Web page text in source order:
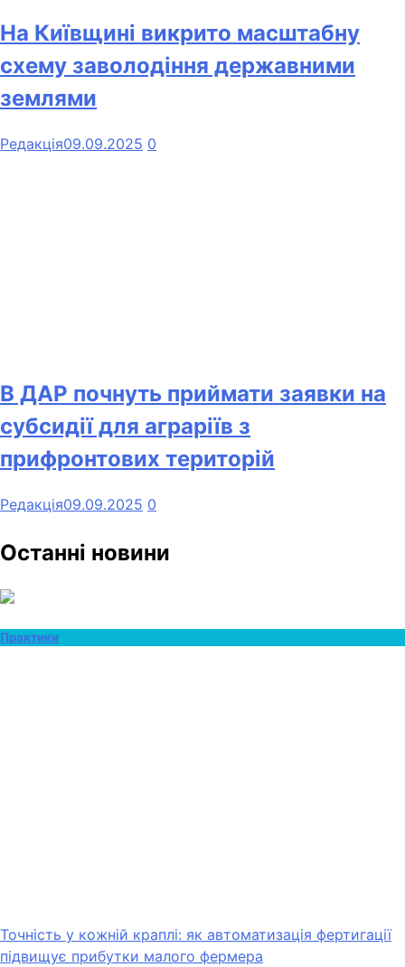
На Київщині викрито масштабну
схему заволодіння державними
землями
Редакція09.09.2025 0
В ДАР почнуть приймати заявки на
субсидії для аграріїв з
прифронтових територій
Редакція09.09.2025 0
Останні новини
Практики
Точність у кожній краплі: як автоматизація фертигації
підвищує прибутки малого фермера